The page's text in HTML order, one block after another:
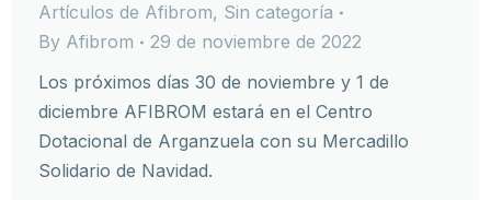
Artículos de Afibrom, Sin categoría
By Afibrom
29 de noviembre de 2022
Los próximos días 30 de noviembre y 1 de
diciembre AFIBROM estará en el Centro
Dotacional de Arganzuela con su Mercadillo
Solidario de Navidad.